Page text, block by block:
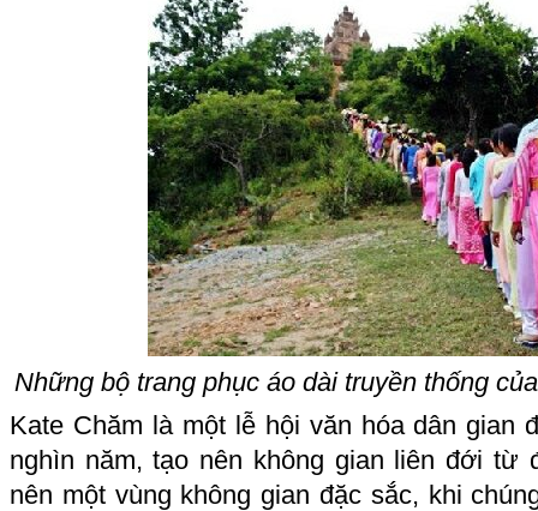
Những bộ trang phục áo dài truyền thống
Kate Chăm là một lễ hội văn hóa dân gian
nghìn năm, tạo nên không gian liên đới từ
nên một vùng không gian đặc sắc, khi